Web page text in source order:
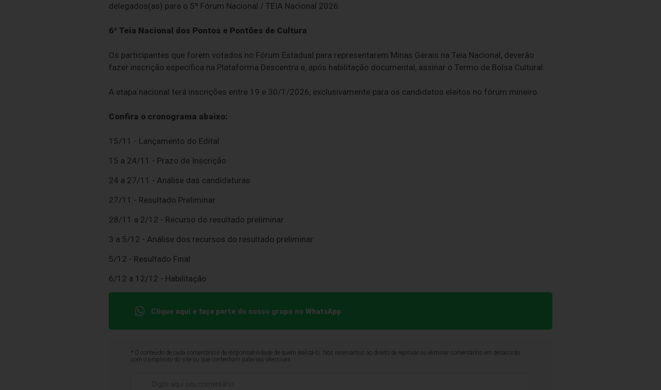
delegados(as) para o 5º Fórum Nacional / TEIA Nacional 2026.
6ª Teia Nacional dos Pontos e Pontões de Cultura
Os participantes que forem votados no Fórum Estadual para representarem Minas Gerais na Teia Nacional, deverão
fazer inscrição específica na Plataforma Descentra e, após habilitação documental, assinar o Termo de Bolsa Cultural.
A etapa nacional terá inscrições entre 19 e 30/1/2026, exclusivamente para os candidatos eleitos no fórum mineiro.
Confira o cronograma abaixo:
15/11 - Lançamento do Edital
15 a 24/11 - Prazo de Inscrição
24 a 27/11 - Análise das candidaturas
27/11 - Resultado Preliminar
28/11 a 2/12 - Recurso do resultado preliminar
3 a 5/12 - Análise dos recursos do resultado preliminar
5/12 - Resultado Final
6/12 a 12/12 - Habilitação
Clique aqui e faça parte do nosso grupo no WhatsApp
* O conteúdo de cada comentário é de responsabilidade de quem realizá-lo. Nos reservamos ao direito de reprovar ou eliminar comentários em desacordo
com o propósito do site ou que contenham palavras ofensivas.